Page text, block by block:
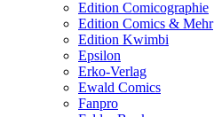
Edition Comicographie
Edition Comics & Mehr
Edition Kwimbi
Epsilon
Erko-Verlag
Ewald Comics
Fanpro